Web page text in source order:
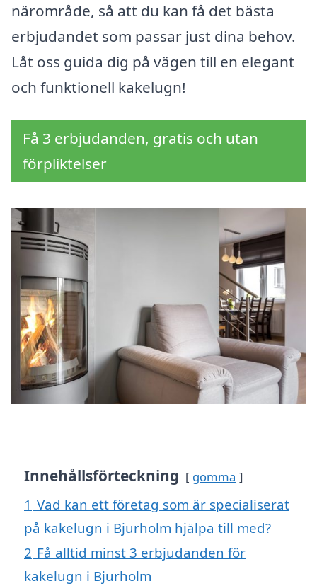
närområde, så att du kan få det bästa
erbjudandet som passar just dina behov.
Låt oss guida dig på vägen till en elegant
och funktionell kakelugn!
Få 3 erbjudanden, gratis och utan
förpliktelser
Innehållsförteckning gömma
1 Vad kan ett företag som är specialiserat
på kakelugn i Bjurholm hjälpa till med?
2 Få alltid minst 3 erbjudanden för
kakelugn i Bjurholm